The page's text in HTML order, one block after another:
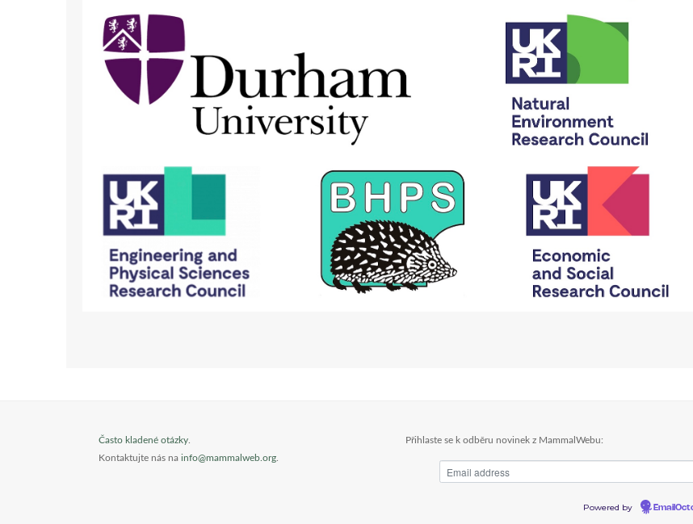
Často kladené otázky
Kontaktujte nás na info@mammalweb.org
Přihlaste se k odběru novinek z MammalWebu:
Powered by